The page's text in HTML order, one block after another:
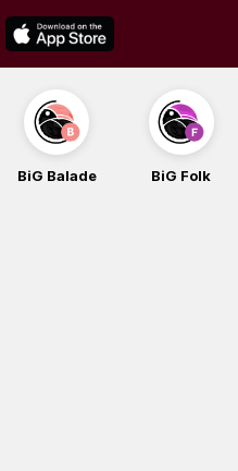
BiG Balade BiG Folk